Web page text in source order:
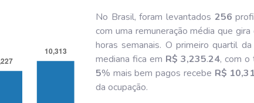
No Brasil, foram levantados 256
com uma remuneração média que
horas semanais. O primeiro quartil
mediana fica em R$ 3,235.24, com o
5% mais bem pagos recebe R$
da ocupação.